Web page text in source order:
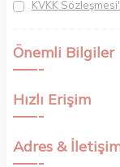
KVKK
Önemli Bilgiler
Hızlı Erişim
Adres &